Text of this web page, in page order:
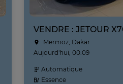
Mermoz, Dakar
Aujourd'hui, 00:09
Automatique
Essence